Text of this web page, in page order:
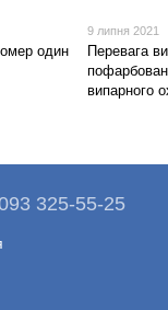
один
9 липня 2021
Перевага
випарного
325-55-25